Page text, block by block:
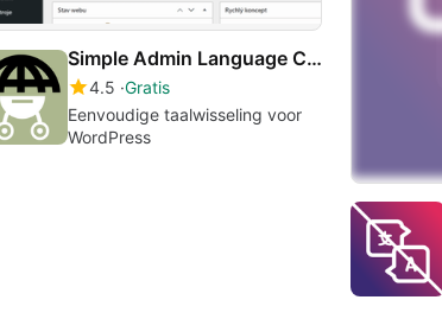
Simple Admin Language Change
4.5 Gratis
Eenvoudige taalwisseling voor
WordPress